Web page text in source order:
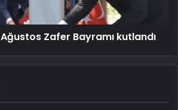
Zafer Bayramı kutlandı